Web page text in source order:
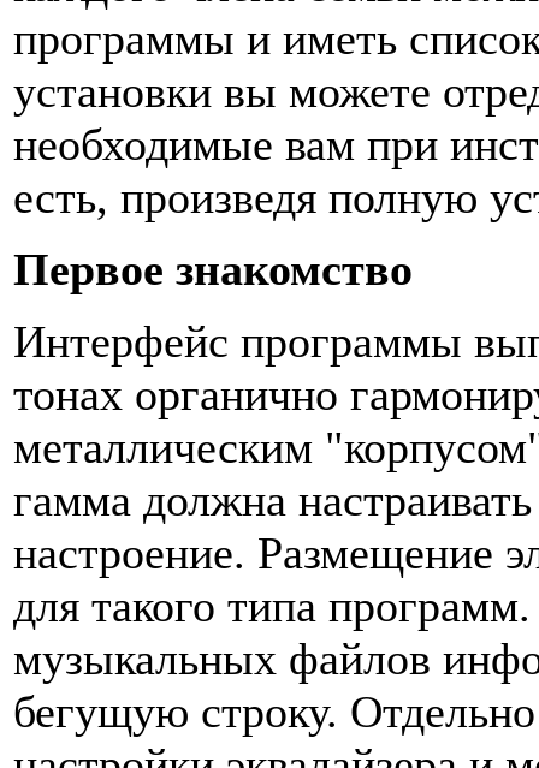
программы и иметь
установки вы можете
необходимые вам при
есть, произведя полную
Первое знакомство
Интерфейс программы
тонах органично
металлическим
гамма должна
настроение. Размещение
для такого типа
музыкальных файлов
бегущую строку.